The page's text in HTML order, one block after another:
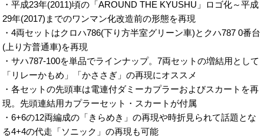
・平成23年(2011)頃の「AROUND THE KYUSHU」ロゴ化～平成
29年(2017)までのワンマン化改造前の形態を再現
・4両セットはクロハ786(下り方半室グリーン車)とクハ787 0番台
(上り方普通車)を再現
・サハ787-100を単品でラインナップ。7両セットの増結用として
「リレーかもめ」「かささぎ」の再現にオススメ
・各セットの先頭車は電連付ダミーカプラーおよびスカートを再
現。先頭連結用カプラーセット・スカートが付属
・6+6の12両編成の「きらめき」の再現や時折見られて話題とな
る4+4の代走「ソニック」の再現も可能